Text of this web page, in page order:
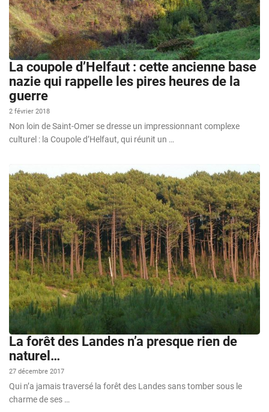
La coupole d’Helfaut : cette ancienne base
nazie qui rappelle les pires heures de la
guerre
2 février 2018
Non loin de Saint-Omer se dresse un impressionnant complexe
culturel : la Coupole d’Helfaut, qui réunit un …
La forêt des Landes n’a presque rien de
naturel…
27 décembre 2017
Qui n’a jamais traversé la forêt des Landes sans tomber sous le
charme de ses …